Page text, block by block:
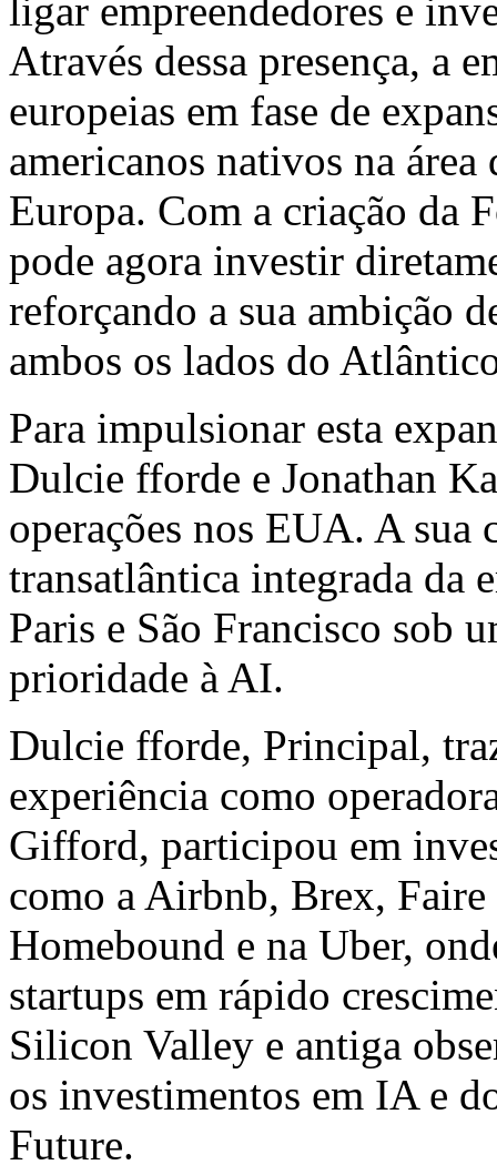
ligar empreendedores e
Através dessa presença, a
europeias em fase de
americanos nativos na
Europa. Com a criação da
pode agora investir
reforçando a sua ambição
ambos os lados do
Para impulsionar esta
Dulcie fforde e Jonathan
operações nos EUA. A sua
transatlântica integrada da
Paris e São Francisco sob
prioridade à AI.
Dulcie fforde, Principal,
experiência como
Gifford, participou em
como a Airbnb, Brex, Faire
Homebound e na Uber,
startups em rápido
Silicon Valley e antiga
os investimentos em IA e
Future.